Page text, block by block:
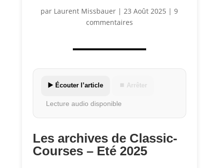
par Laurent Missbauer |23 Août 2025 |9
commentaires
▶️ Écouter l’article ⏹ Arrêter
Lecture audio disponible
Les archives de Classic-
Courses – Eté 2025